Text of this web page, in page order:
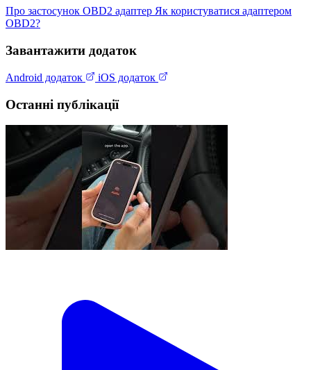
Про застосунок OBD2 адаптер Як користуватися адаптером
OBD2?
Завантажити додаток
Android додаток iOS додаток
Останні публікації